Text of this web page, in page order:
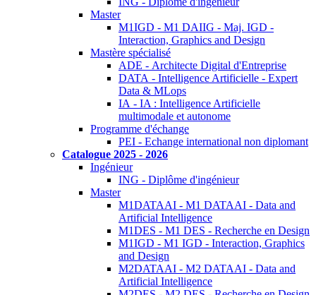
Master
M1IGD - M1 DAIIG - Maj. IGD -
Interaction, Graphics and Design
Mastère spécialisé
ADE - Architecte Digital d'Entreprise
DATA - Intelligence Artificielle - Expert
Data & MLops
IA - IA : Intelligence Artificielle
multimodale et autonome
Programme d'échange
PEI - Echange international non diplomant
Catalogue 2025 - 2026
Ingénieur
ING - Diplôme d'ingénieur
Master
M1DATAAI - M1 DATAAI - Data and
Artificial Intelligence
M1DES - M1 DES - Recherche en Design
M1IGD - M1 IGD - Interaction, Graphics
and Design
M2DATAAI - M2 DATAAI - Data and
Artificial Intelligence